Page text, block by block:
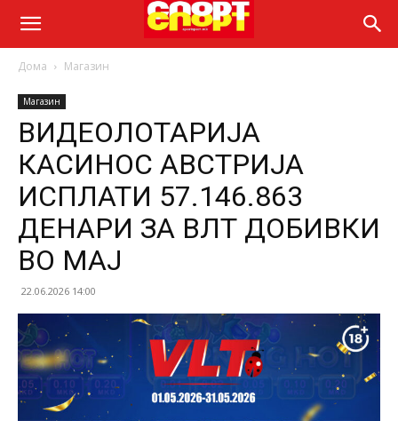
Дома Магазин
Магазин
ВИДЕОЛОТАРИЈА
КАСИНОС АВСТРИЈА
ИСПЛАТИ 57.146.863
ДЕНАРИ ЗА ВЛТ ДОБИВКИ
ВО МАJ
22.06.2026 14:00